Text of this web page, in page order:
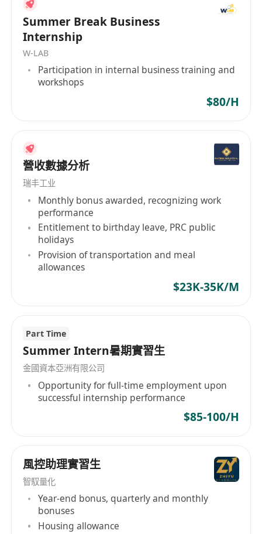
告工作。
工作要求：
热爱金融行业，对数据敏感，愿意从事金融工
作。
金融市场24小时，8h工作制
通过培训学习掌握數據分析工具，具備良好的數
具備良好的溝通協調能力和團隊合作精神。
我们期待你拥有
愿意从事金融交易和风控工作意愿
认真，乐观，热爱金融行业优秀的沟通及协调能力
软性素质：抗压能力强
你将享有
关于标准金控
标准金控是一家金融服务集团，业务涵盖证券经
纪、资产管理、企业融资等领域。公司致力于为客
户提供优质的金融解决方案，同时致力于为员工建
立一个充满活力及发展潜能的工作环境。我们重视
立即申请此诚徵职位！
Summer Break Business
Internship
W-LAB
Participation in internal business training and
workshops
$80/H
營收數據分析
瑞丰工业
Monthly bonus awarded, recognizing work
performance
Entitlement to birthday leave, PRC public
holidays
Provision of transportation and meal
allowances
$23K-35K/M
Part Time
Summer Intern暑期實習生
金國資本亞洲有限公司
Opportunity for full-time employment upon
successful internship performance
$85-100/H
風控助理實習生
智馭量化
Year-end bonus, quarterly and monthly
bonuses
Housing allowance